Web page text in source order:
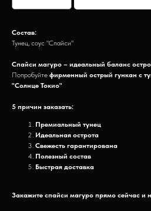
Состав:
Тунец, соус "Спайси"
Спайси магуро – идеальный баланс
Попробуйте фирменный острый гункан с
"Солнце Токио"
5 причин заказать:
Премиальный тунец
Идеальная острота
Свежесть гарантирована
Полезный состав
Быстрая доставка
Закажите спайси магуро прямо сейчас и